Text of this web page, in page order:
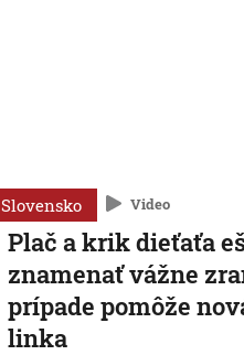
Slovensko Video
Plač a krik dieťaťa
znamenať vážne
prípade pomôže
linka